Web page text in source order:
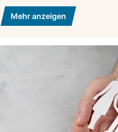
Mehr anzeigen